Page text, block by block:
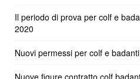
Il periodo di prova per colf e
2020
Nuovi permessi per colf e